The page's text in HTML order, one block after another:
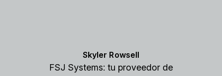
Skyler Rowsell
FSJ Systems: tu proveedor de